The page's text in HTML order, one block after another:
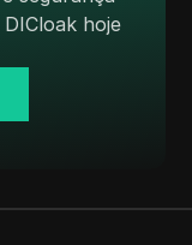
hoje